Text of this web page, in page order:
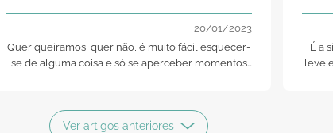
20/01/2023
Quer queiramos, quer não, é muito fácil esquecer-
se de alguma coisa e só se aperceber momentos
quais pode contar.
É a
leve
Ver artigos anteriores